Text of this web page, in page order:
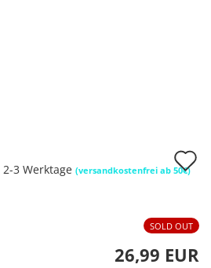
3 Werktage (versandkostenfrei ab 50€)
SOLD OUT
26,99 EUR